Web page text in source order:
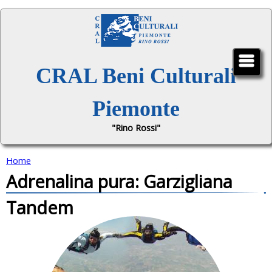
Jump to navigation
CRAL Beni Culturali
Piemonte
"Rino Rossi"
T
u
Home
Adrenalina pura: Garzigliana
Tandem